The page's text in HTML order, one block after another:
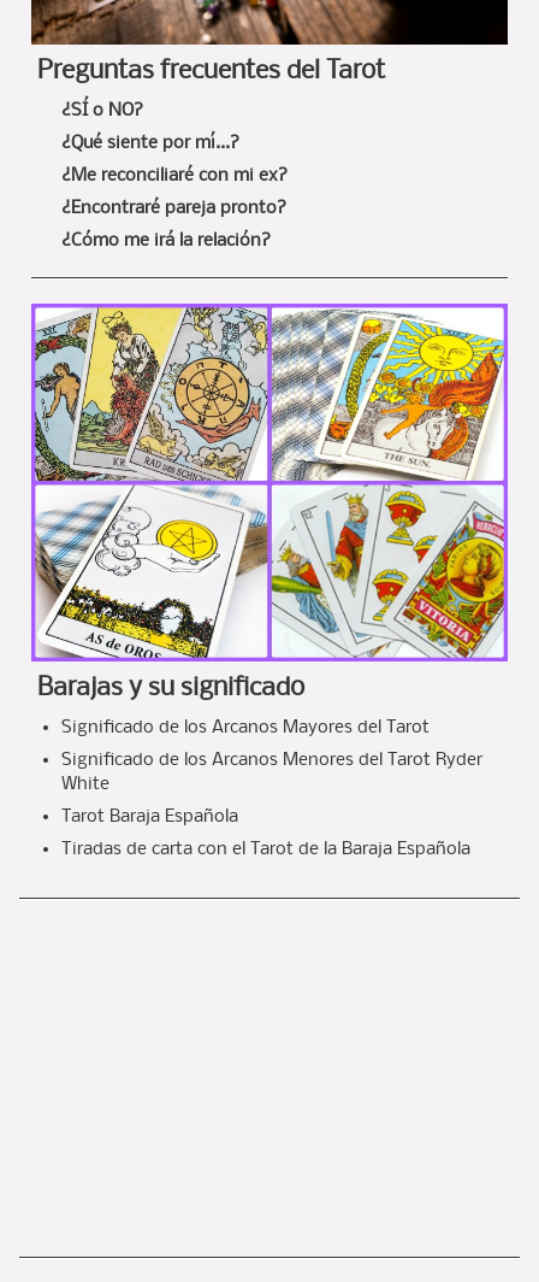
Preguntas frecuentes del Tarot
¿SÍ o NO?
¿Qué siente por mí...?
¿Me reconciliaré con mi ex?
¿Encontraré pareja pronto?
¿Cómo me irá la relación?
Barajas y su significado
Significado de los Arcanos Mayores del Tarot
Significado de los Arcanos Menores del Tarot Ryder
White
Tarot Baraja Española
Tiradas de carta con el Tarot de la Baraja Española